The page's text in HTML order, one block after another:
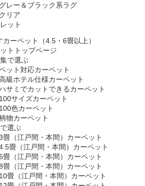
グレー＆ブラック系ラグ
クリア
ット
カーペット（4.5・6畳以上）
トトップページ
で選ぶ
ット対応カーペット
級ホテル仕様カーペット
サミでカットできるカーペット
100サイズカーペット
100色カーペット
物カーペット
選ぶ
畳（江戸間・本間）カーペット
畳（江戸間・本間）カーペット
畳（江戸間・本間）カーペット
畳（江戸間・本間）カーペット
10畳（江戸間・本間）カーペット